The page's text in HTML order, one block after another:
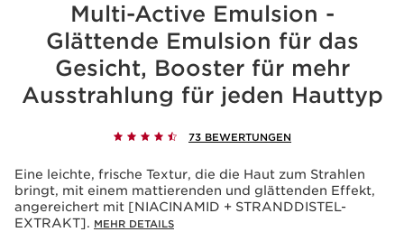
Multi-Active Emulsion -
Glättende Emulsion für das
Gesicht, Booster für mehr
Ausstrahlung für jeden Hauttyp
73 BEWERTUNGEN
Eine leichte, frische Textur, die die Haut zum Strahlen
bringt, mit einem mattierenden und glättenden Effekt,
angereichert mit [NIACINAMID + STRANDDISTEL-
EXTRAKT]. MEHR DETAILS